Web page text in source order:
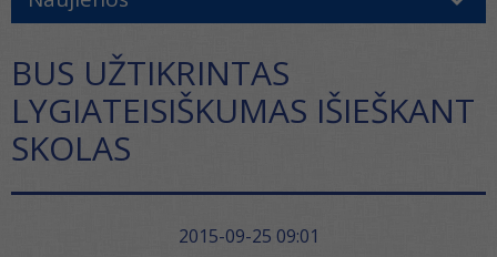
BUS UŽTIKRINTAS
LYGIATEISIŠKUMAS IŠIEŠKANT
SKOLAS
2015-09-25 09:01